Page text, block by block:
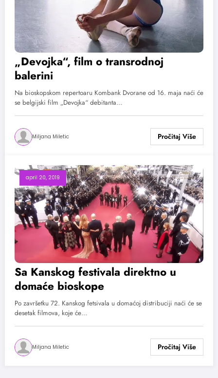
„Devojka“, film o transrodnoj
balerini
Na bioskopskom repertoaru Kombank Dvorane od 16. maja naći će
se belgijski film „Devojka“ debitanta…
Miljana Miletic
april 20, 2019
Sa Kanskog festivala direktno u
domaće bioskope
Po završetku 72. Kanskog fetsivala u domaćoj distribuciji naći će se
desetak filmova, koje će…
Miljana Miletic